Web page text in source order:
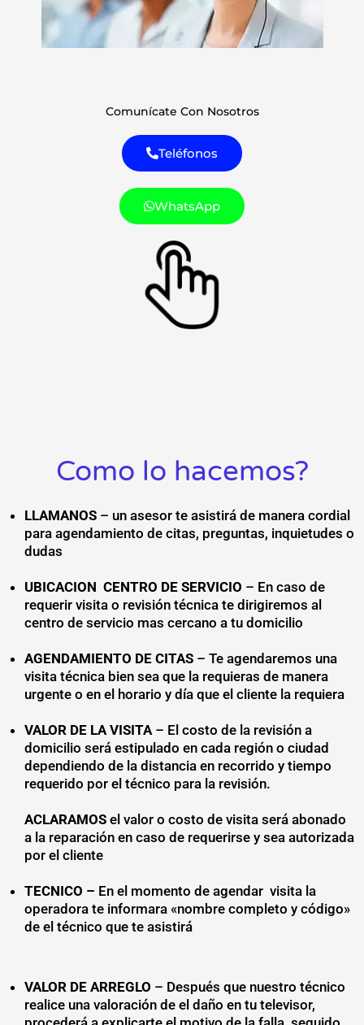
Comunícate Con Nosotros
Teléfonos
WhatsApp
Como lo hacemos?
LLAMANOS – un asesor te asistirá de manera cordial
para agendamiento de citas, preguntas, inquietudes o
dudas
UBICACION CENTRO DE SERVICIO – En caso de
requerir visita o revisión técnica te dirigiremos al
centro de servicio mas cercano a tu domicilio
AGENDAMIENTO DE CITAS – Te agendaremos una
visita técnica bien sea que la requieras de manera
urgente o en el horario y día que el cliente la requiera
VALOR DE LA VISITA – El costo de la revisión a
domicilio será estipulado en cada región o ciudad
dependiendo de la distancia en recorrido y tiempo
requerido por el técnico para la revisión.
ACLARAMOS el valor o costo de visita será abonado
a la reparación en caso de requerirse y sea autorizada
por el cliente
TECNICO – En el momento de agendar visita la
operadora te informara «nombre completo y código»
de el técnico que te asistirá
VALOR DE ARREGLO – Después que nuestro técnico
realice una valoración de el daño en tu televisor,